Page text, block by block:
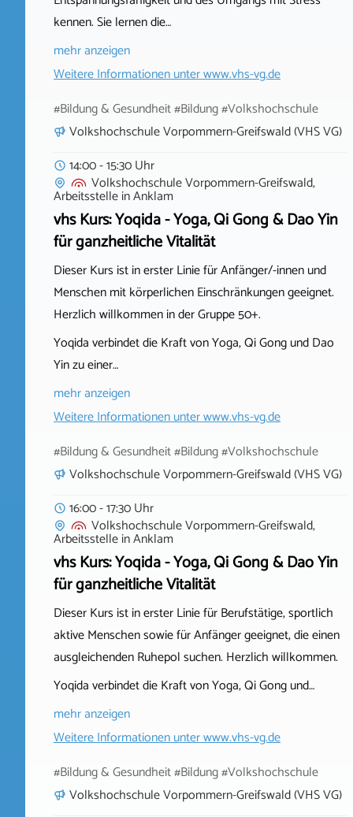
kennen. Sie lernen die…
mehr anzeigen
Weitere Informationen unterwww.vhs-vg.de
#Bildung & Gesundheit #Bildung #Volkshochschule
Volkshochschule Vorpommern-Greifswald (VHS VG)
14:00 - 15:30 Uhr
Volkshochschule Vorpommern-Greifswald,
ArbeitsstelleinAnklam
vhs Kurs: Yoqida - Yoga, Qi Gong & Dao Yin
für ganzheitliche Vitalität
Dieser Kurs ist in erster Linie für Anfänger/-innen und
Menschen mit körperlichen Einschränkungen geeignet.
Herzlich willkommen in der Gruppe 50+.
Yoqida verbindet die Kraft von Yoga, Qi Gong und Dao
Yin zu einer…
mehr anzeigen
Weitere Informationen unterwww.vhs-vg.de
#Bildung & Gesundheit #Bildung #Volkshochschule
Volkshochschule Vorpommern-Greifswald (VHS VG)
16:00 - 17:30 Uhr
Volkshochschule Vorpommern-Greifswald,
ArbeitsstelleinAnklam
vhs Kurs: Yoqida - Yoga, Qi Gong & Dao Yin
für ganzheitliche Vitalität
Dieser Kurs ist in erster Linie für Berufstätige, sportlich
aktive Menschen sowie für Anfänger geeignet, die einen
ausgleichenden Ruhepol suchen. Herzlich willkommen.
Yoqida verbindet die Kraft von Yoga, Qi Gong und…
mehr anzeigen
Weitere Informationen unterwww.vhs-vg.de
#Bildung & Gesundheit #Bildung #Volkshochschule
Volkshochschule Vorpommern-Greifswald (VHS VG)